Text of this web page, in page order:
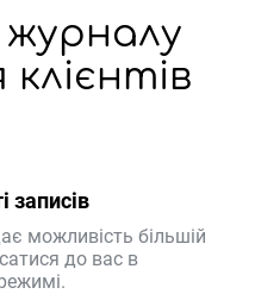
записів
можливість більшій
до вас в